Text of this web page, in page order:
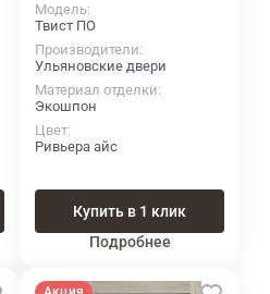
Модель
Твист ПО
Производители
Ульяновские двери
Материал отделки
Экошпон
Цвет
Ривьера айс
Купить в 1 клик
Подробнее